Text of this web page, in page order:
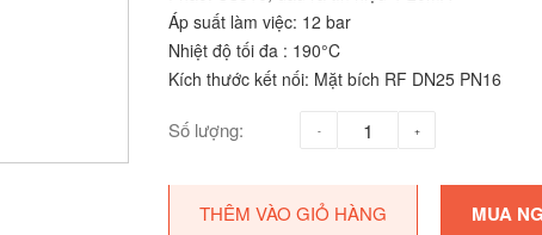
Áp suất làm việc: 12 bar
Nhiệt độ tối đa : 190°C
Kích thước kết nối: Mặt bích RF DN25 PN16
Số lượng:
THÊM VÀO GIỎ HÀNG MUA